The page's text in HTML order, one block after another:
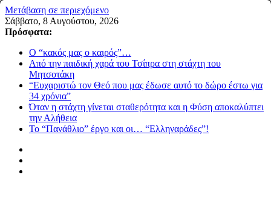
Μετάβαση σε περιεχόμενο
Σάββατο, 8 Αυγούστου, 2026
Πρόσφατα:
Ο “κακός μας ο καιρός”…
Από την παιδική χαρά του Τσίπρα στη στάχτη του
Μητσοτάκη
“Ευχαριστώ τον Θεό που μας έδωσε αυτό το δώρο έστω για
34 χρόνια”
Όταν η στάχτη γίνεται σταθερότητα και η Φύση αποκαλύπτει
την Αλήθεια
Το “Πανάθλιο” έργο και οι… “Ελληναράδες”!